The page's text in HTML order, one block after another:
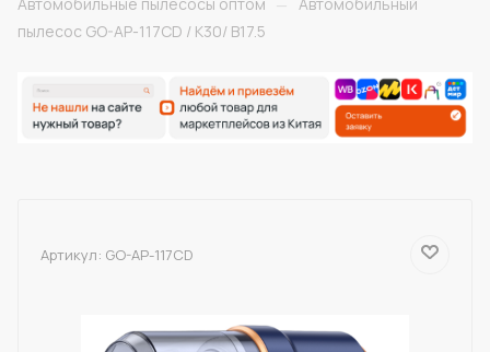
—
пылесос GO-AP-117CD / К30/ В17.5
Артикул: GO-AP-117CD